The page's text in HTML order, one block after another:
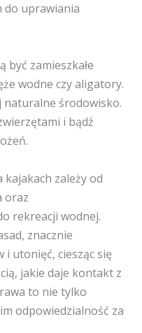
do uprawiania
zamieszkałe
wodne czy aligatory.
naturalne środowisko.
i bądź
kajakach zależy od
oraz
rekreacji wodnej.
znacznie
i utonięć, ciesząc się
jakie daje kontakt z
to nie tylko
odpowiedzialność za